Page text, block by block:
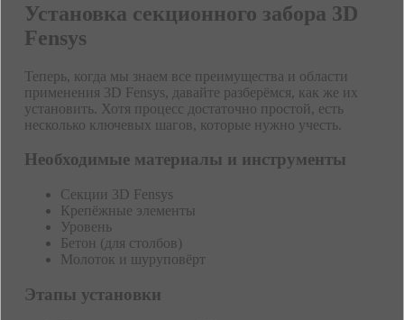
Установка секционного забора 3D
Fensys
Теперь, когда мы знаем все преимущества и области
применения 3D Fensys, давайте разберёмся, как же их
установить. Хотя процесс достаточно простой, есть
несколько ключевых шагов, которые нужно учесть.
Необходимые материалы и инструменты
Секции 3D Fensys
Крепёжные элементы
Уровень
Бетон (для столбов)
Молоток и шуруповёрт
Этапы установки